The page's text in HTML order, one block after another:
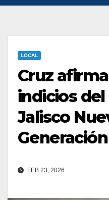
LOCAL
Cruz
indicios del
Jalisco
FEB 23, 2026